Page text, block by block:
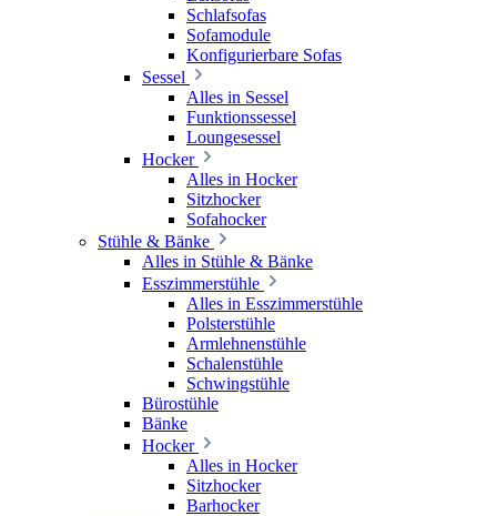
Schlafsofas
Sofamodule
Konfigurierbare Sofas
Sessel
Alles in Sessel
Funktionssessel
Loungesessel
Hocker
Alles in Hocker
Sitzhocker
Sofahocker
Stühle & Bänke
Alles in Stühle & Bänke
Esszimmerstühle
Alles in Esszimmerstühle
Polsterstühle
Armlehnenstühle
Schalenstühle
Schwingstühle
Bürostühle
Bänke
Hocker
Alles in Hocker
Sitzhocker
Barhocker